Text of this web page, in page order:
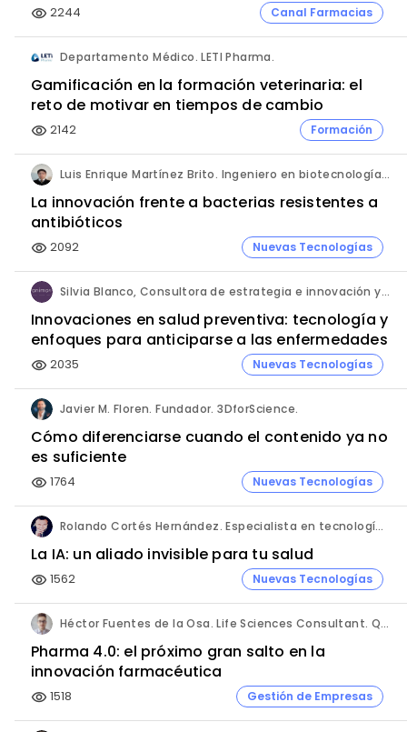
visibility 2244 Canal Farmacias
Departamento Médico. LETI Pharma.
Gamificación en la formación veterinaria: el
reto de motivar en tiempos de cambio
visibility 2142 Formación
Luis Enrique Martínez Brito. Ingeniero en biotecnología, México.
La innovación frente a bacterias resistentes a
antibióticos
visibility 2092 Nuevas Tecnologías
Silvia Blanco, Consultora de estrategia e innovación y Ana Leal, Consultora Senior de estrategia e innovación. ANIMA.
Innovaciones en salud preventiva: tecnología y
enfoques para anticiparse a las enfermedades
visibility 2035 Nuevas Tecnologías
Javier M. Floren. Fundador. 3DforScience.
Cómo diferenciarse cuando el contenido ya no
es suficiente
visibility 1764 Nuevas Tecnologías
Rolando Cortés Hernández. Especialista en tecnología e inteligencia artificial. Director Comercial. AQUÍ tu Remodelación.
La IA: un aliado invisible para tu salud
visibility 1562 Nuevas Tecnologías
Héctor Fuentes de la Osa. Life Sciences Consultant. QbD Group.
Pharma 4.0: el próximo gran salto en la
innovación farmacéutica
visibility 1518 Gestión de Empresas